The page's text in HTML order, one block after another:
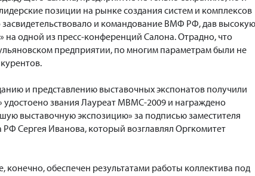
позиции на рынке создания систем и комплексов
и командование ВМФ РФ, дав высокую
одной из пресс-конференций Салона. Отрадно, что
предприятии, по многим параметрам были не
и представлению выставочных экспонатов получили
звания Лауреат МВМС-2009 и награждено
выставочную экспозицию» за подписью заместителя
РФ Сергея Иванова, который возглавлял Оргкомитет
конечно, обеспечен результатами работы коллектива под